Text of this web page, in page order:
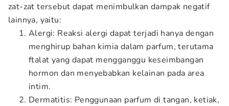
zat-zat tersebut dapat menimbulkan dampak negatif
lainnya, yaitu:
Alergi: Reaksi alergi dapat terjadi hanya dengan
menghirup bahan kimia dalam parfum, terutama
ftalat yang dapat mengganggu keseimbangan
hormon dan menyebabkan kelainan pada area
intim.
Dermatitis: Penggunaan parfum di tangan, ketiak,